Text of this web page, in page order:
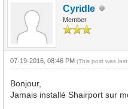
Cyridle
Member
07-19-2016, 08:46 PM(This post was
Bonjour,
Jamais installé Shairport sur